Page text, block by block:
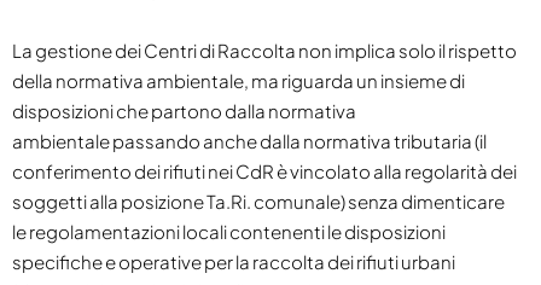
La gestione dei Centri di Raccolta non implica solo il rispetto
della normativa ambientale, ma riguarda un insieme di
disposizioni che partono dalla normativa
ambientale passando anche dalla normativa tributaria (il
conferimento dei rifiuti nei CdR è vincolato alla regolarità dei
soggetti alla posizione Ta.Ri. comunale) senza dimenticare
le regolamentazioni locali contenenti le disposizioni
specifiche e operative per la raccolta dei rifiuti urbani